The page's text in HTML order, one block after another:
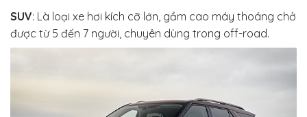
SUV: Là loại xe hơi kích cỡ lớn, gầm cao máy thoáng chở
được từ 5 đến 7 người, chuyên dùng trong off-road.